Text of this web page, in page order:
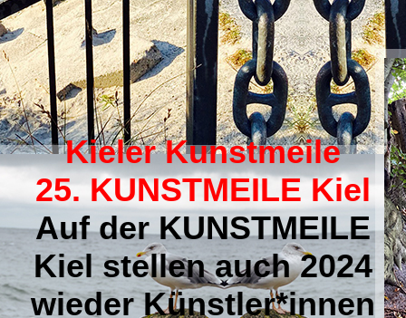
Kieler Kunstmeile
25. KUNSTMEILE Kiel
Auf der KUNSTMEILE
Kiel stellen auch 2024
wieder Künstler*innen